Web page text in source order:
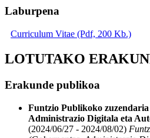
Laburpena
Curriculum Vitae (Pdf, 200 Kb.)
LOTUTAKO
Erakunde publikoa
Funtzio Publikoko
Administrazio Digitala eta
(2024/06/27 - 2024/08/02)